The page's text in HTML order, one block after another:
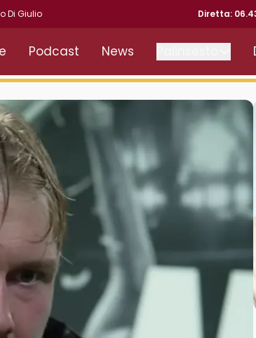
Di Giulio Diretta:
Podcast News